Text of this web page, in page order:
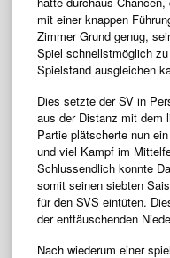
mit einer knappen
Zimmer Grund genug,
Spiel schnellstmöglich
Spielstand ausgleichen
Dies setzte der SV in
aus der Distanz mit dem
Partie plätscherte nun
und viel Kampf im
Schlussendlich konnte
somit seinen siebten
für den SVS eintüten.
der enttäuschenden
Nach wiederum einer